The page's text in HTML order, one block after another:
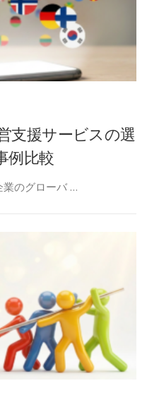
支援サービスの選
例比較
業のグローバ …